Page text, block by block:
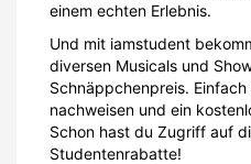
einem echten Erlebnis.
Und mit iamstudent
diversen Musicals und
Schnäppchenpreis.
nachweisen und ein
Schon hast du Zugriff auf
Studentenrabatte!